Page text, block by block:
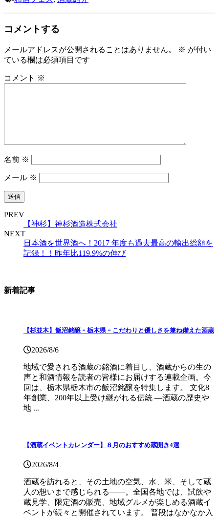
コメントする
メールアドレスが公開されることはありません。 ※ が付い
ている欄は必須項目です
コメント ※
名前 ※
メール ※
PREV
【神杉】神杉酒造株式会社
NEXT
日本酒を世界酒へ！2017 年度も過去最高の輸出総額を
記録！！昨年比119.9%の伸び
新着記事
【杉並木】飯沼銘醸 ｰ 栃木県 ｰ こだわりと優しさを兼ね備えた酒蔵
2026/8/6
地域で愛される酒蔵の銘酒に着目し、酒蔵からの生の
声と和酒情報を読者の皆様にお届けする連載企画。今
回は、栃木県栃木市の飯沼銘醸を特集します。 文化8
年創業、200年以上受け継がれる伝統 ―酒蔵の歴史や
地 ...
【酒蔵イベントカレンダー】８月のおすすめ蔵開き4選
2026/8/4
酒蔵を訪れると、その土地の空気、水、米、そして蔵
人の想いまで感じられる——。全国各地では、試飲や
蔵見学、限定酒の販売、地域グルメが楽しめる酒蔵イ
ベントが続々と開催されています。 普段はなかなか入